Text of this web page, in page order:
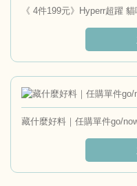
《 4件199元》Hyperr超躍
藏什麼好料｜任購單件go/